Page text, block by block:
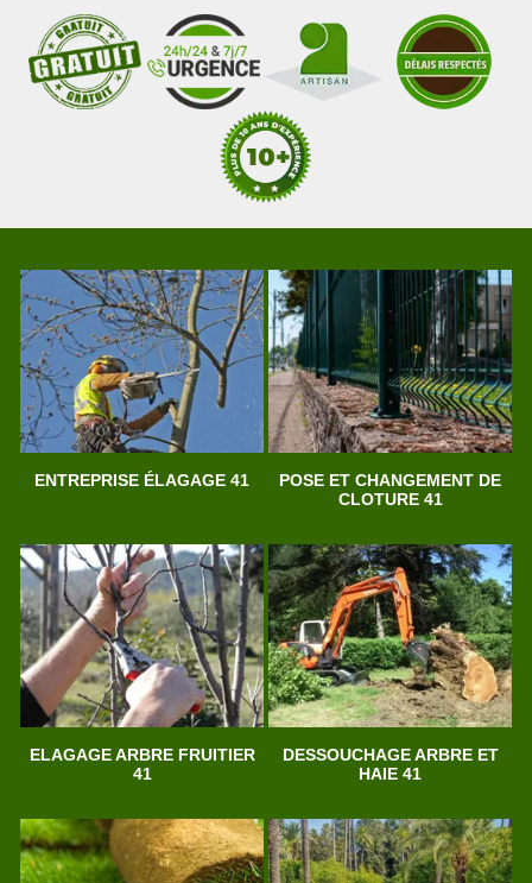
ENTREPRISE ÉLAGAGE 41
POSE ET CHANGEMENT DE
CLOTURE 41
ELAGAGE ARBRE FRUITIER
41
DESSOUCHAGE ARBRE ET
HAIE 41